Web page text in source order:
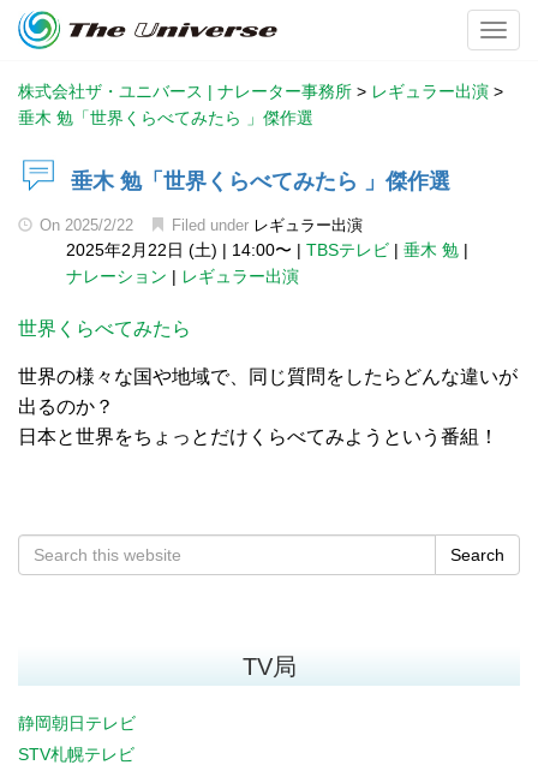
株式会社ザ・ユニバース | ナレーター事務所 > レギュラー出演 >
垂木 勉「世界くらべてみたら 」傑作選
垂木 勉「世界くらべてみたら 」傑作選
On 2025/2/22 Filed under レギュラー出演
2025年2月22日 (土) | 14:00〜 | TBSテレビ | 垂木 勉 |
ナレーション | レギュラー出演
世界くらべてみたら
世界の様々な国や地域で、同じ質問をしたらどんな違いが
出るのか？
日本と世界をちょっとだけくらべてみようという番組！
Search
TV局
静岡朝日テレビ
STV札幌テレビ